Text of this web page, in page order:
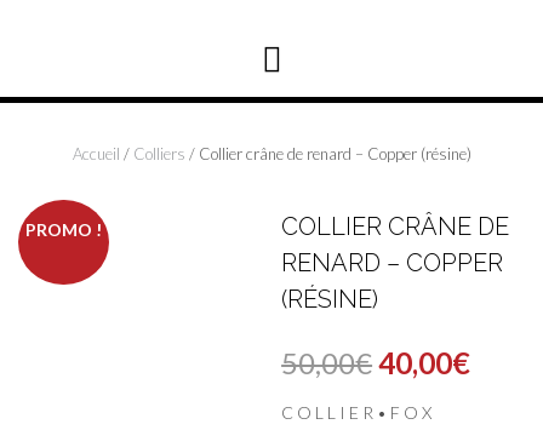
Accueil / Colliers / Collier crâne de renard – Copper (résine)
PROMO !
COLLIER CRÂNE DE
RENARD – COPPER
(RÉSINE)
50,00€Le
prix
40,00€Le
C O L L I E R • F O X